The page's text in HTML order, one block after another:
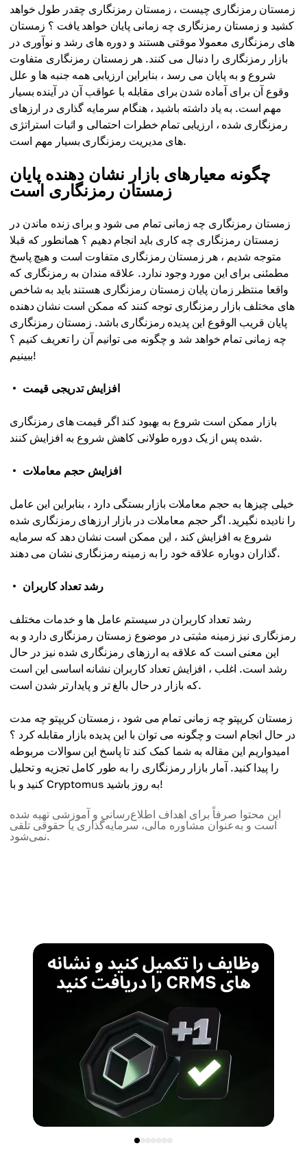
زمستان رمزنگاری چیست ، زمستان رمزنگاری چقدر طول خواهد
کشید و زمستان رمزنگاری چه زمانی پایان خواهد یافت ؟ زمستان
های رمزنگاری معمولا موقتی هستند و دوره های رشد و نوآوری در
بازار رمزنگاری را دنبال می کنند. هر زمستان رمزنگاری متفاوت
شروع و به پایان می رسد ، بنابراین ارزیابی همه جنبه ها و علل
وقوع آن برای آماده شدن برای مقابله با عواقب آن در آینده بسیار
مهم است. به یاد داشته باشید ، هنگام سرمایه گذاری در ارزهای
رمزنگاری شده ، ارزیابی تمام خطرات احتمالی و اثبات استراتژی
های مدیریت رمزنگاری بسیار مهم است.
چگونه معیارهای بازار نشان دهنده پایان
زمستان رمزنگاری است
زمستان رمزنگاری چه زمانی تمام می شود و برای زنده ماندن در
زمستان رمزنگاری چه کاری باید انجام دهیم ؟ همانطور که قبلا
متوجه شدیم ، هر زمستان رمزنگاری متفاوت است و هیچ پاسخ
مطمئنی برای این مورد وجود ندارد. علاقه مندان به رمزنگاری که
واقعا منتظر زمان پایان زمستان رمزنگاری هستند باید به شاخص
های مختلف بازار رمزنگاری توجه کنند که ممکن است نشان دهنده
پایان قریب الوقوع این پدیده رمزنگاری باشد. زمستان رمزنگاری
چه زمانی تمام خواهد شد و چگونه می توانیم آن را تعریف کنیم ؟
ببینیم!
افزایش تدریجی قیمت
بازار ممکن است شروع به بهبود کند اگر قیمت های رمزنگاری
شده پس از یک دوره طولانی کاهش شروع به افزایش کنند.
افزایش حجم معاملات
خیلی چیزها به حجم معاملات بازار بستگی دارد ، بنابراین این عامل
را نادیده نگیرید. اگر حجم معاملات در بازار ارزهای رمزنگاری شده
شروع به افزایش کند ، این ممکن است نشان دهد که سرمایه
گذاران دوباره علاقه خود را به زمینه رمزنگاری نشان می دهند.
رشد تعداد کاربران
رشد تعداد کاربران در سیستم عامل ها و خدمات مختلف
رمزنگاری نیز زمینه مثبتی در موضوع زمستان رمزنگاری دارد و به
این معنی است که علاقه به ارزهای رمزنگاری شده نیز در حال
رشد است. اغلب ، افزایش تعداد کاربران نشانه اساسی این است
که بازار در حال بالغ تر و پایدارتر شدن است.
زمستان کریپتو چه زمانی تمام می شود ، زمستان کریپتو چه مدت
در حال انجام است و چگونه می توان با این پدیده بازار مقابله کرد ؟
امیدواریم این مقاله به شما کمک کند تا پاسخ این سوالات مربوطه
را پیدا کنید. آمار بازار رمزنگاری را به طور کامل تجزیه و تحلیل
کنید و با Cryptomus به روز باشید!
این محتوا صرفاً برای اهداف اطلاع‌رسانی و آموزشی تهیه شده
است و به‌عنوان مشاوره مالی، سرمایه‌گذاری یا حقوقی تلقی
نمی‌شود.